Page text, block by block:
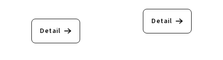
Detail
Detail